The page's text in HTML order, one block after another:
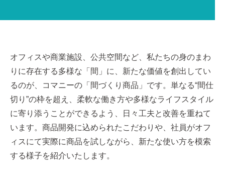
オフィスや商業施設、公共空間など、私たちの身のまわ
りに存在する多様な「間」に、新たな価値を創出してい
るのが、コマニーの「間づくり商品」です。単なる“間仕
切り”の枠を超え、柔軟な働き方や多様なライフスタイル
に寄り添うことができるよう、日々工夫と改善を重ねて
います。商品開発に込められたこだわりや、社員がオフ
ィスにて実際に商品を試しながら、新たな使い方を模索
する様子を紹介いたします。